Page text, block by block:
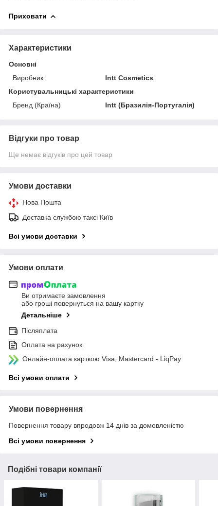
Приховати
Характеристики
Основні
Виробник
Intt Cosmetics
Користувальницькі характеристики
Бренд (Країна)
Intt (Бразилія-Португалія)
Відгуки про товар
Ще немає відгуків про цей товар
Умови доставки
Нова Пошта
Доставка службою таксі Київ
Всі умови доставки
Умови оплати
Ви отримаєте замовлення
або гроші повернуться на вашу картку
Детальніше
Післяплата
Оплата на рахунок
Онлайн-оплата карткою Visa, Mastercard - LiqPay
Всі умови оплати
Умови повернення
Повернення товару впродовж 14 днів за домовленістю
Всі умови повернення
Подібні товари компанії